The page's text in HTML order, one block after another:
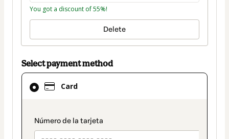
You got a discount of 55%!
Delete
Select payment method
Card
payment_data.section_title_v2
Card
selected
method